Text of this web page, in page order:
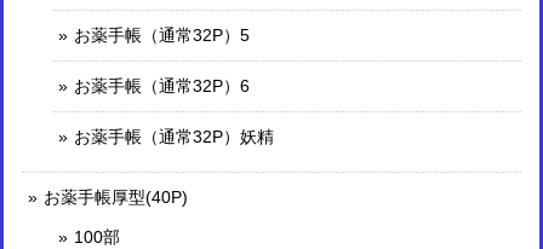
お薬手帳（通常32P）5
お薬手帳（通常32P）6
お薬手帳（通常32P）妖精
お薬手帳厚型(40P)
100部